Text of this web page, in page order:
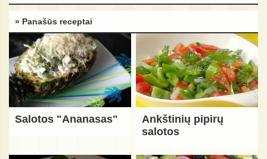
» Panašūs receptai
Salotos "Ananasas"
Ankštinių pipirų
salotos